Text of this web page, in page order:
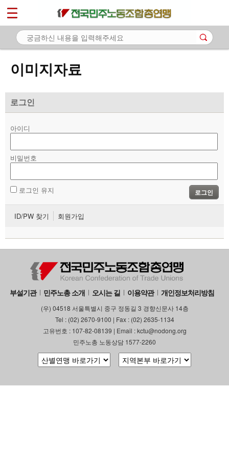
이미지자료
로그인
아이디
비밀번호
로그인 유지 로그인
ID/PW 찾기 회원가입
부설기관 민주노총 소개 오시는 길 이용약관 개인정보처리방침
(우) 04518 서울특별시 중구 정동길 3 경향신문사 14층
Tel : (02) 2670-9100 | Fax : (02) 2635-1134
고유번호 : 107-82-08139 | Email : kctu@nodong.org
민주노총 노동상담 1577-2260
마이페이지
소개
노동상담
자료
- 미디어자료
- 카드뉴스
부설기관